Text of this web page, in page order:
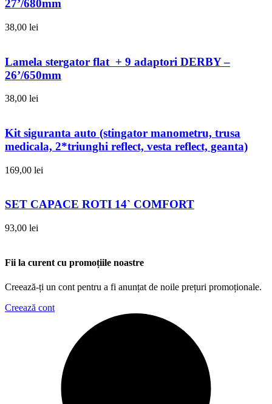
27’/680mm
38,00 lei
Lamela stergator flat + 9 adaptori DERBY –
26’/650mm
38,00 lei
Kit siguranta auto (stingator manometru, trusa
medicala, 2*triunghi reflect, vesta reflect, geanta)
169,00 lei
SET CAPACE ROTI 14` COMFORT
93,00 lei
Fii la curent cu promoțiile noastre
Creează-ți un cont pentru a fi anunțat de noile prețuri promoționale.
Creează cont